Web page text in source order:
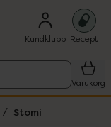
Kundklubb Recept
Varukorg
Stomi